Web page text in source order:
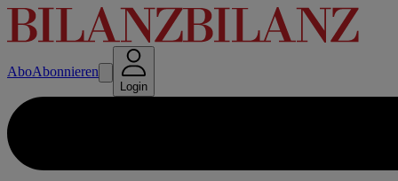
AboAbonnieren
Login